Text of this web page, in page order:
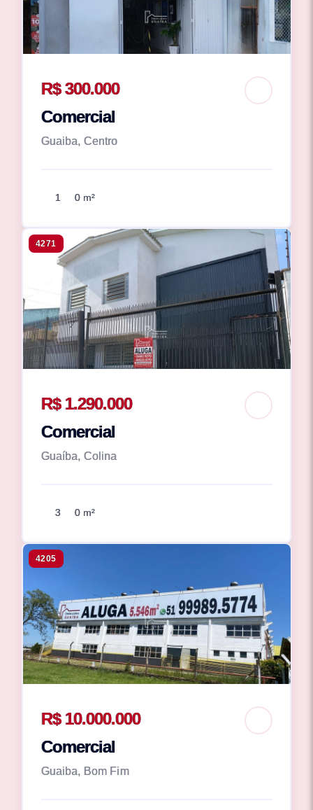
R$ 300.000
Comercial
Guaiba, Centro
1 0 m²
4271
R$ 1.290.000
Comercial
Guaíba, Colina
3 0 m²
4205
R$ 10.000.000
Comercial
Guaiba, Bom Fim